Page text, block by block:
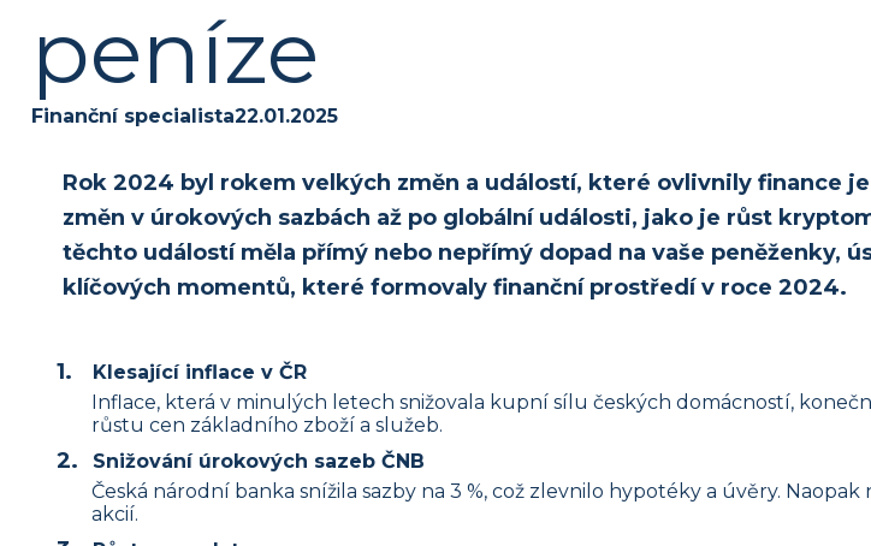
peníze
Finanční specialista22.01.2025
Rok 2024 byl rokem velkých změn a událostí, které ovlivnily finance
změn v úrokových sazbách až po globální události, jako je růst
těchto událostí měla přímý nebo nepřímý dopad na vaše peněženky,
klíčových momentů, které formovaly finanční prostředí v roce 2024.
Klesající inflace v ČR
Inflace, která v minulých letech snižovala kupní sílu českých domácností,
růstu cen základního zboží a služeb.
Snižování úrokových sazeb ČNB
Česká národní banka snížila sazby na 3 %, což zlevnilo hypotéky a úvěry.
akcií.